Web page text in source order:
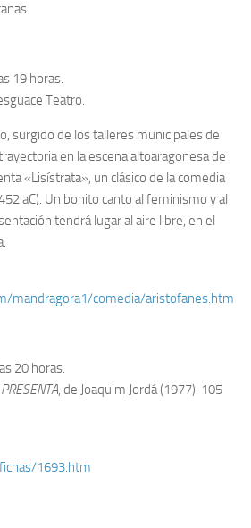
19 horas.
Teatro.
surgido de los talleres municipales de
en la escena altoaragonesa de
«Lisístrata», un clásico de la comedia
aC). Un bonito canto al feminismo y al
tendrá lugar al aire libre, en el
mandragora1/comedia/aristofanes.htm
20 horas.
, de Joaquim Jordá (1977). 105
1693.htm